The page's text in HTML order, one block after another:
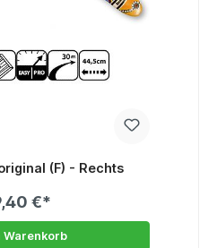
(F) - Rechts
€*
Warenkorb